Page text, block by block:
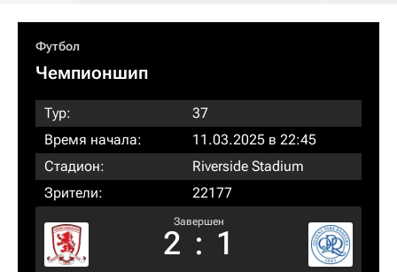
Футбол
Чемпионшип
Тур:
37
Время начала:
11.03.2025 в 22:45
Стадион:
Riverside Stadium
Зрители:
22177
Завершен
2 : 1